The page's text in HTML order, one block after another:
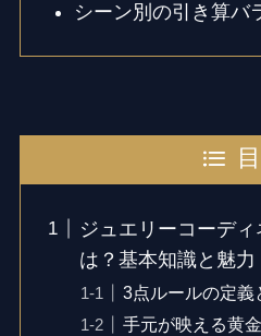
シーン別の引き算バ
ジュエリーコーデ
は？基本知識と魅力
3点ルールの定義
手元が映える黄